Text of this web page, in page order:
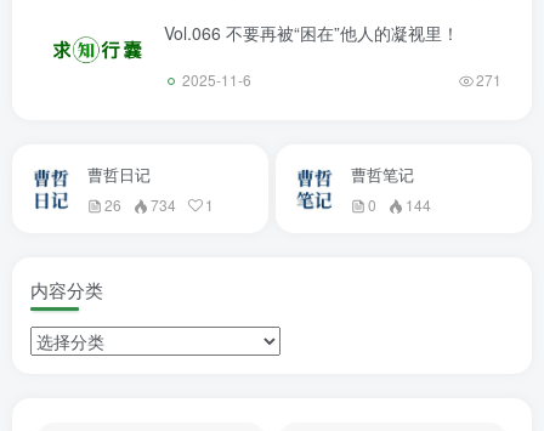
Vol.066 不要再被“困在”他人的凝视里！
2025-11-6 271
曹哲日记
26 734 1
曹哲笔记
0 144
内容分类